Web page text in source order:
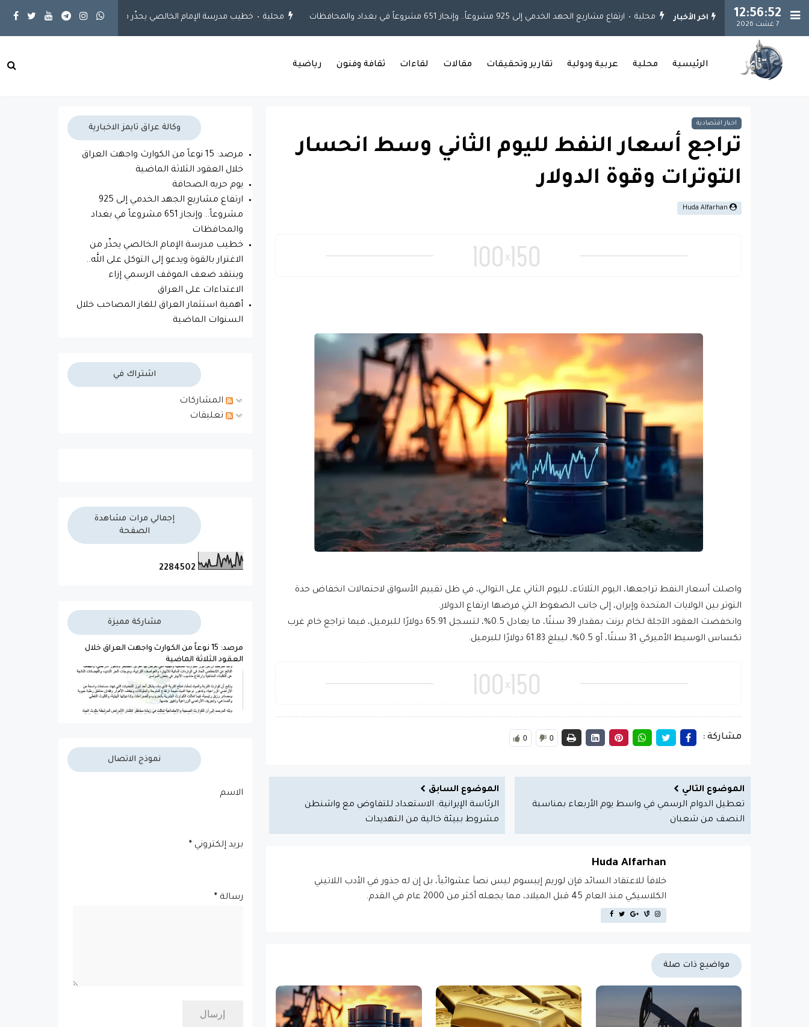
12:56:53
7 غشت 2026
اخر الأخبار محلية ارتفاع مشاريع الجهد الخدمي إلى 925 مشروعاً.. وإنجاز 651 مشروعاً في بغداد والمحافظات محلية خطيب مدرسة الإمام الخالصي يحذّر من الاغترار بالقوة ويدعو إلى التوكل
الرئيسية محلية عربية ودولية تقارير وتحقيقات مقالات لقاءات ثقافة وفنون رياضية
اخبار اقتصادية
تراجع أسعار النفط لليوم الثاني وسط انحسار
التوترات وقوة الدولار
Huda Alfarhan
واصلت أسعار النفط تراجعها، اليوم الثلاثاء، لليوم الثاني على التوالي، في ظل تقييم الأسواق لاحتمالات انخفاض حدة
التوتر بين الولايات المتحدة وإيران، إلى جانب الضغوط التي فرضها ارتفاع الدولار.
وانخفضت العقود الآجلة لخام برنت بمقدار 39 سنتًا، ما يعادل 0.5%، لتسجل 65.91 دولارًا للبرميل، فيما تراجع خام غرب
تكساس الوسيط الأميركي 31 سنتًا، أو 0.5%، ليبلغ 61.83 دولارًا للبرميل.
مشاركة : 0 0
الموضوع التالي
تعطيل الدوام الرسمي في واسط يوم الأربعاء بمناسبة
النصف من شعبان
الموضوع السابق
الرئاسة الإيرانية: الاستعداد للتفاوض مع واشنطن
مشروط ببيئة خالية من التهديدات
Huda Alfarhan
خلافاَ للاعتقاد السائد فإن لوريم إيبسوم ليس نصاَ عشوائياً، بل إن له جذور في الأدب اللاتيني
الكلاسيكي منذ العام 45 قبل الميلاد، مما يجعله أكثر من 2000 عام في القدم.
مواضيع ذات صلة
وكالة عراق تايمز الاخبارية
مرصد: 15 نوعاً من الكوارث واجهت العراق
خلال العقود الثلاثة الماضية
يوم حريه الصحافة
ارتفاع مشاريع الجهد الخدمي إلى 925
مشروعاً.. وإنجاز 651 مشروعاً في بغداد
والمحافظات
خطيب مدرسة الإمام الخالصي يحذّر من
الاغترار بالقوة ويدعو إلى التوكل على الله..
وينتقد ضعف الموقف الرسمي إزاء
الاعتداءات على العراق
أهمية استثمار العراق للغاز المصاحب خلال
السنوات الماضية
اشتراك في
المشاركات
تعليقات
إجمالي مرات مشاهدة
الصفحة
2284502
مشاركة مميزة
مرصد: 15 نوعاً من الكوارث واجهت العراق خلال
العقود الثلاثة الماضية
نموذج الاتصال
الاسم
بريد إلكتروني *
رسالة *